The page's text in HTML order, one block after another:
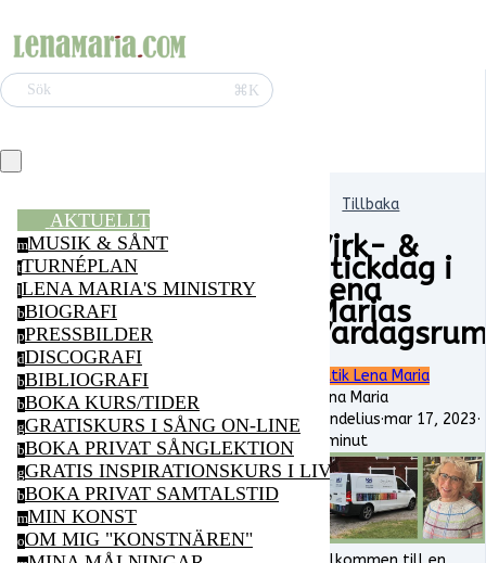
Sök ⌘K
AKTUELLT
mMUSIK & SÅNT
tTURNÉPLAN
lLENA MARIA'S MINISTRY
bBIOGRAFI
pPRESSBILDER
dDISCOGRAFI
bBIBLIOGRAFI
bBOKA KURS/TIDER
gGRATISKURS I SÅNG ON-LINE
bBOKA PRIVAT SÅNGLEKTION
gGRATIS INSPIRATIONSKURS I LIVSGLÄDJE ON-
bBOKA PRIVAT SAMTALSTID
mMIN KONST
oOM MIG "KONSTNÄREN"
Tillbaka
Virk- &
Stickdag i
Lena
Marias
Butik Lena Maria
Lena Maria
Vendelius·mar 17, 2023·
1 minut